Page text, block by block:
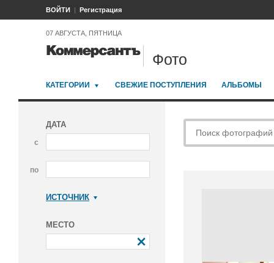
ВОЙТИ Регистрация
07 АВГУСТА, ПЯТНИЦА
Фото
КАТЕГОРИИ СВЕЖИЕ ПОСТУПЛЕНИЯ АЛЬБОМЫ
ДАТА
с
по
ИСТОЧНИК
МЕСТО